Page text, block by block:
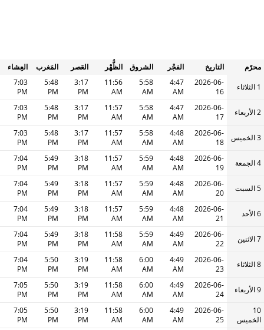
محرّم التاريخ الفجْر الشروق الظُّهْر العَصر المَغرب
العِشاء
1 الثلاثاء
2026-06-
16
4:47
AM
5:58
AM
11:56
AM
3:17
PM
5:48
PM
7:03
PM
2 الأربعاء
2026-06-
17
4:47
AM
5:58
AM
11:57
AM
3:17
PM
5:48
PM
7:03
PM
3 الخميس
2026-06-
18
4:48
AM
5:58
AM
11:57
AM
3:17
PM
5:48
PM
7:03
PM
4 الجمعة
2026-06-
19
4:48
AM
5:59
AM
11:57
AM
3:18
PM
5:49
PM
7:04
PM
5 السبت
2026-06-
20
4:48
AM
5:59
AM
11:57
AM
3:18
PM
5:49
PM
7:04
PM
6 الأحد
2026-06-
21
4:48
AM
5:59
AM
11:57
AM
3:18
PM
5:49
PM
7:04
PM
7 الاثنين
2026-06-
22
4:49
AM
5:59
AM
11:58
AM
3:18
PM
5:49
PM
7:04
PM
8 الثلاثاء
2026-06-
23
4:49
AM
6:00
AM
11:58
AM
3:19
PM
5:50
PM
7:04
PM
9 الأربعاء
2026-06-
24
4:49
AM
6:00
AM
11:58
AM
3:19
PM
5:50
PM
7:05
PM
10
الخميس
2026-06-
25
4:49
AM
6:00
AM
11:58
AM
3:19
PM
5:50
PM
7:05
PM